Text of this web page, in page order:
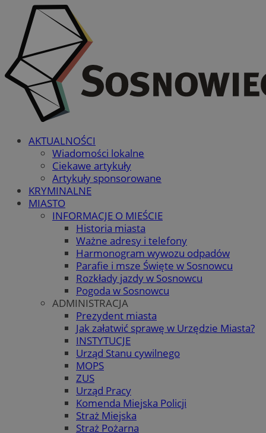
AKTUALNOŚCI
Wiadomości lokalne
Ciekawe artykuły
Artykuły sponsorowane
KRYMINALNE
MIASTO
INFORMACJE O MIEŚCIE
Historia miasta
Ważne adresy i telefony
Harmonogram wywozu odpadów
Parafie i msze Święte w Sosnowcu
Rozkłady jazdy w Sosnowcu
Pogoda w Sosnowcu
ADMINISTRACJA
Prezydent miasta
Jak załatwić sprawę w Urzędzie Miasta?
INSTYTUCJE
Urząd Stanu cywilnego
MOPS
ZUS
Urząd Pracy
Komenda Miejska Policji
Straż Miejska
Straż Pożarna